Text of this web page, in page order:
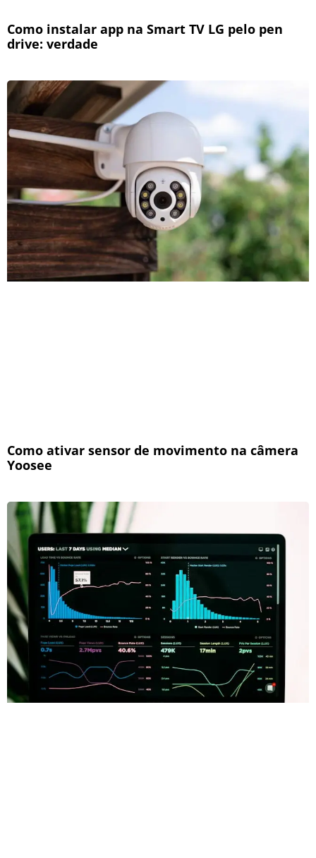
Como instalar app na Smart TV LG pelo pen
drive: verdade
Como ativar sensor de movimento na câmera
Yoosee